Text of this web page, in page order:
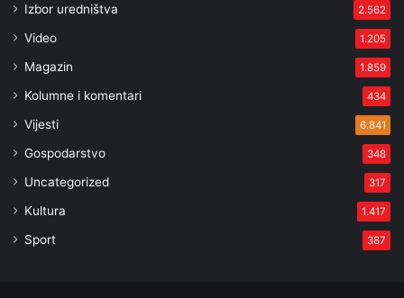
Izbor uredništva 2.562
Video 1.205
Magazin 1.859
Kolumne i komentari 434
Vijesti 6.841
Gospodarstvo 348
Uncategorized 317
Kultura 1.417
Sport 387